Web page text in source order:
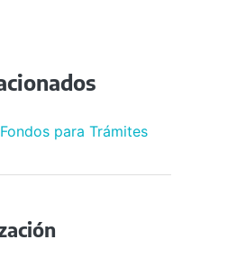
para Trámites